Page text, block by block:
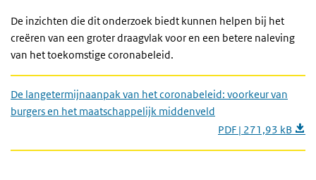
De inzichten die dit onderzoek biedt kunnen helpen bij het
creëren van een groter draagvlak voor en een betere naleving
van het toekomstige coronabeleid.
De langetermijnaanpak van het coronabeleid: voorkeur van
burgers en het maatschappelijk middenveld
PDF | 271,93 kB